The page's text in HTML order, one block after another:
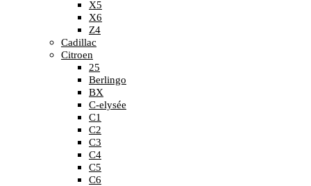
X5
X6
Z4
Cadillac
Citroen
25
Berlingo
BX
C-elysée
C1
C2
C3
C4
C5
C6